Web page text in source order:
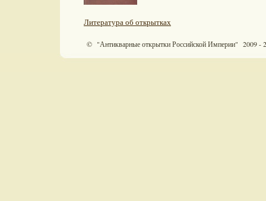
Литература об открытках
© "Антикварные открытки Российской Империи" 2009 -